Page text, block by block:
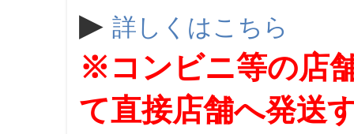
▶ 詳しくはこちら
※コンビニ等の店
て直接店舗へ発送